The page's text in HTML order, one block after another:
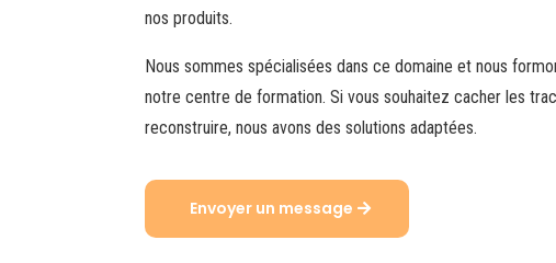
nos produits.
Nous sommes spécialisées dans ce domaine et nous
notre centre de formation. Si vous souhaitez cacher les
reconstruire, nous avons des solutions adaptées.
Envoyer un message